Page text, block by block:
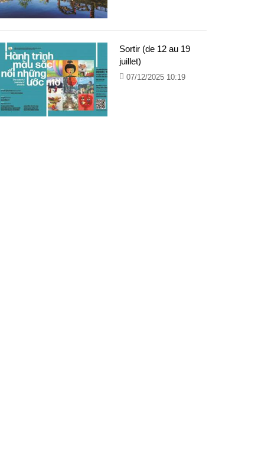
Sortir (de 12 au 19
juillet)
07/12/2025 10:19